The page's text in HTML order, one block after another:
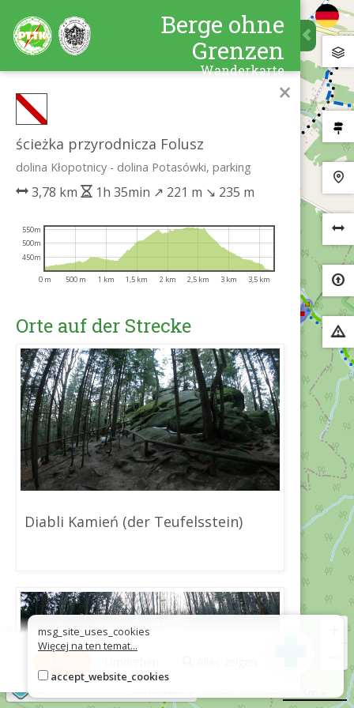
Berge ohne
Grenzen
Wanderkarte
×
ścieżka przyrodnicza Folusz
dolina Kłopotnicy - dolina Potasówki, parking
3,78 km 1h 35min ↗ 221 m ↘ 235 m
0 m 500 m 1 km 1,5 km 2 km 2,5 km 3 km 3,5 km
450m
500m
550m
Orte auf der Strecke
Diabli Kamień (der Teufelsstein)
msg_site_uses_cookies
Więcej na ten temat...
accept_website_cookies